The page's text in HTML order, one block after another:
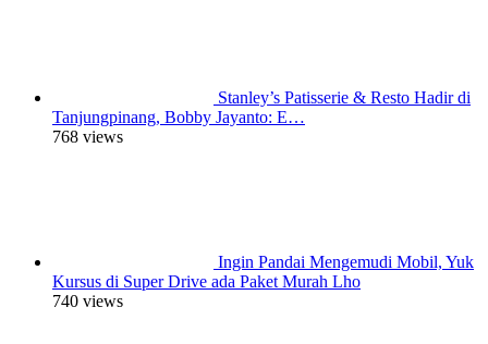
Stanley’s Patisserie & Resto Hadir di
Tanjungpinang, Bobby Jayanto: E…
768 views
Ingin Pandai Mengemudi Mobil, Yuk
Kursus di Super Drive ada Paket Murah Lho
740 views